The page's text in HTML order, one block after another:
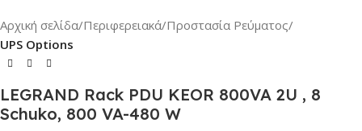
Αρχική σελίδα Περιφερειακά Προστασία Ρεύματος
UPS Options
LEGRAND Rack PDU KEOR 800VA 2U , 8
Schuko, 800 VA-480 W